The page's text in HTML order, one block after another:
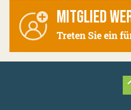
MITGLIED
Treten Sie ein